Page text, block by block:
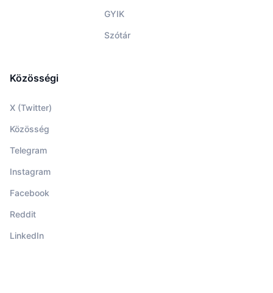
GYIK
Szótár
Közösségi
X (Twitter)
Közösség
Telegram
Instagram
Facebook
Reddit
LinkedIn